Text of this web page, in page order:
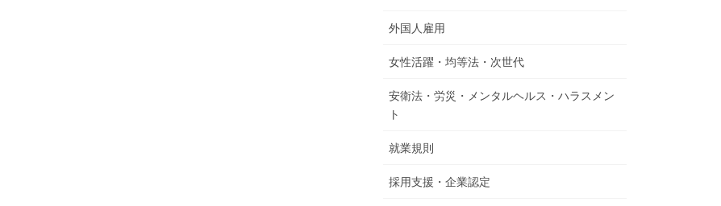
外国人雇用
女性活躍・均等法・次世代
安衛法・労災・メンタルヘルス・ハラスメン
ト
就業規則
採用支援・企業認定